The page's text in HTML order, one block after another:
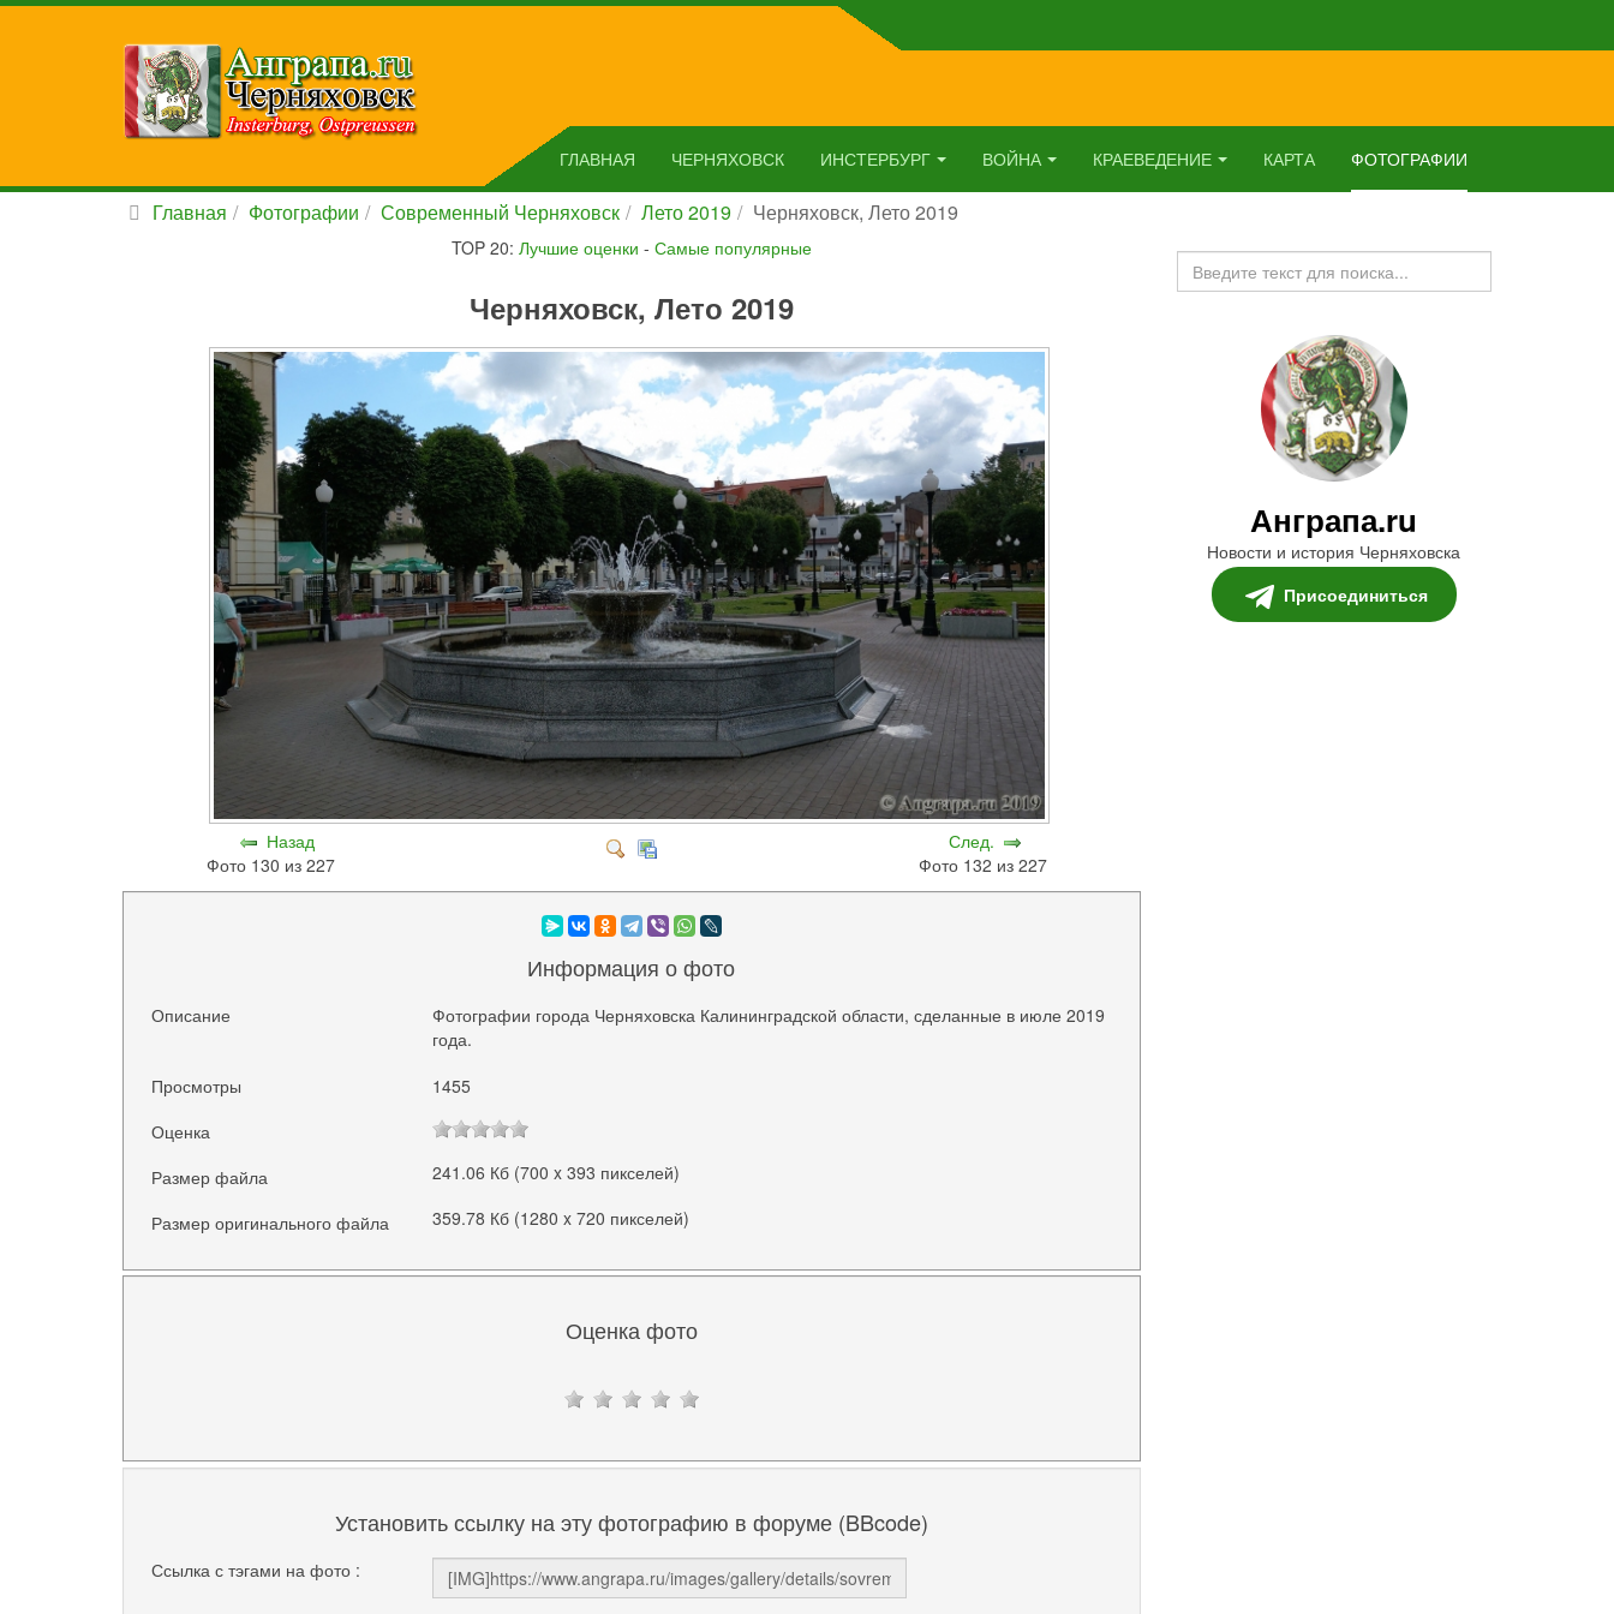
ГЛАВНАЯ ЧЕРНЯХОВСК ИНСТЕРБУРГ ВОЙНА КРАЕВЕДЕНИЕ КАРТА ФОТОГРАФИИ
Главная Фотографии Современный Черняховск Лето 2019 Черняховск, Лето 2019
TOP 20: Лучшие оценки - Самые популярные
Черняховск, Лето 2019
Назад
Фото 130 из 227
След.
Фото 132 из 227
Информация о фото
Описание
Фотографии города Черняховска Калининградской области, сделанные в июле 2019
года.
Просмотры
1455
Оценка
Размер файла
241.06 Кб (700 x 393 пикселей)
Размер оригинального файла 359.78 Кб (1280 x 720 пикселей)
Оценка фото
Установить ссылку на эту фотографию в форуме (BBcode)
Ссылка с тэгами на фото :
Искать...
Анграпа.ru
Новости и история Черняховска
Присоединиться